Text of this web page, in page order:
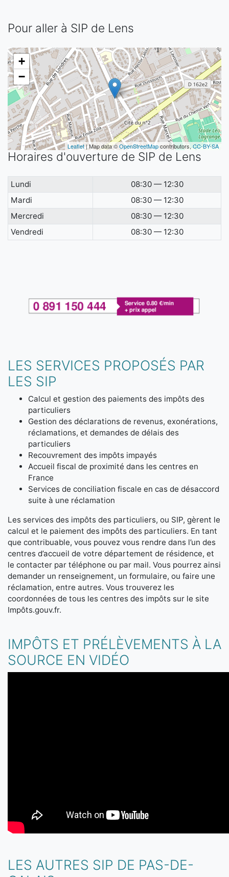
Pour aller à SIP de Lens
+
−
Leaflet| Map data ©OpenStreetMapcontributors,CC-BY-SA
Horaires d'ouverture de SIP de Lens
Lundi
08:30 — 12:30
Mardi
08:30 — 12:30
Mercredi
08:30 — 12:30
Vendredi
08:30 — 12:30
LES SERVICES PROPOSÉS PAR
LES SIP
Calcul et gestion des paiements des impôts des
particuliers
Gestion des déclarations de revenus, exonérations,
réclamations, et demandes de délais des
particuliers
Recouvrement des impôts impayés
Accueil fiscal de proximité dans les centres en
France
Services de conciliation fiscale en cas de désaccord
suite à une réclamation
Les services des impôts des particuliers, ou SIP, gèrent le
calcul et le paiement des impôts des particuliers. En tant
que contribuable, vous pouvez vous rendre dans l’un des
centres d’accueil de votre département de résidence, et
le contacter par téléphone ou par mail. Vous pourrez ainsi
demander un renseignement, un formulaire, ou faire une
réclamation, entre autres. Vous trouverez les
coordonnées de tous les centres des impôts sur le site
Impôts.gouv.fr.
IMPÔTS ET PRÉLÈVEMENTS À LA
SOURCE EN VIDÉO
LES AUTRES SIP DE PAS-DE-